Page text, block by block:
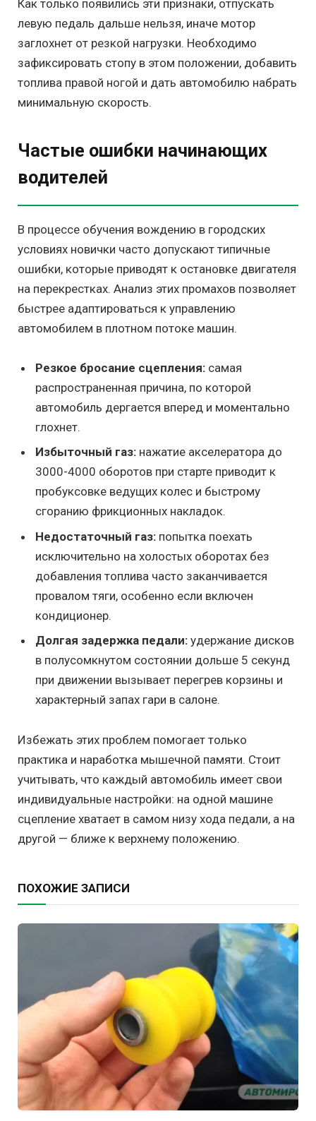
Как только появились эти признаки, отпускать
левую педаль дальше нельзя, иначе мотор
заглохнет от резкой нагрузки. Необходимо
зафиксировать стопу в этом положении, добавить
топлива правой ногой и дать автомобилю набрать
минимальную скорость.
Частые ошибки начинающих
водителей
В процессе обучения вождению в городских
условиях новички часто допускают типичные
ошибки, которые приводят к остановке двигателя
на перекрестках. Анализ этих промахов позволяет
быстрее адаптироваться к управлению
автомобилем в плотном потоке машин.
Резкое бросание сцепления: самая
распространенная причина, по которой
автомобиль дергается вперед и моментально
глохнет.
Избыточный газ: нажатие акселератора до
3000-4000 оборотов при старте приводит к
пробуксовке ведущих колес и быстрому
сгоранию фрикционных накладок.
Недостаточный газ: попытка поехать
исключительно на холостых оборотах без
добавления топлива часто заканчивается
провалом тяги, особенно если включен
кондиционер.
Долгая задержка педали: удержание дисков
в полусомкнутом состоянии дольше 5 секунд
при движении вызывает перегрев корзины и
характерный запах гари в салоне.
Избежать этих проблем помогает только
практика и наработка мышечной памяти. Стоит
учитывать, что каждый автомобиль имеет свои
индивидуальные настройки: на одной машине
сцепление хватает в самом низу хода педали, а на
другой — ближе к верхнему положению.
ПОХОЖИЕ ЗАПИСИ